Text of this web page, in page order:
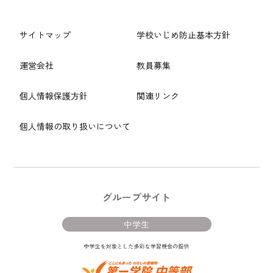
サイトマップ
運営会社
個人情報保護方針
個人情報の取り扱いについて
学校いじめ防止基本方針
教員募集
関連リンク
グループサイト
中学生